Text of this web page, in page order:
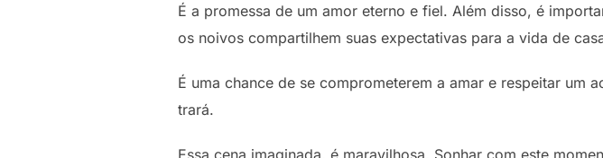
É a promessa de um amor eterno e fiel. Além disso, é
os noivos compartilhem suas expectativas para a vida de
É uma chance de se comprometerem a amar e respeitar um
trará.
Essa cena imaginada, é maravilhosa. Sonhar com este